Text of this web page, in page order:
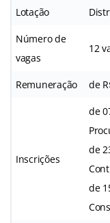
Lotação
Número de
vagas
12
Remuneração de
Inscrições
de
de
de